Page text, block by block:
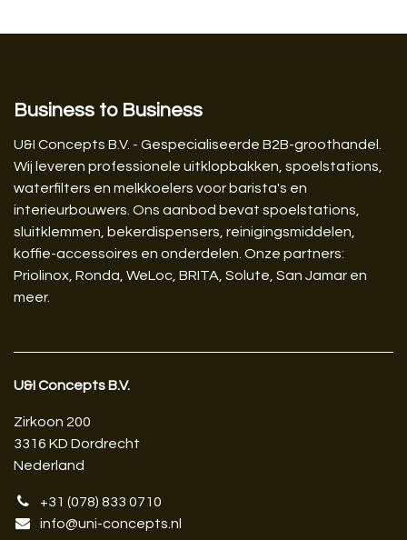
Business to Business
U&I Concepts B.V. - Gespecialiseerde B2B-groothandel.
Wij leveren professionele uitklopbakken, spoelstations,
waterfilters en melkkoelers voor barista's en
interieurbouwers. Ons aanbod bevat spoelstations,
sluitklemmen, bekerdispensers, reinigingsmiddelen,
koffie-accessoires en onderdelen. Onze partners:
Priolinox, Ronda, WeLoc, BRITA, Solute, San Jamar en
meer.
U&I Concepts B.V.​
Zirkoon 200
3316 KD Dordrecht
Nederland
+31 (078) 833 0710
info@uni-concepts.nl